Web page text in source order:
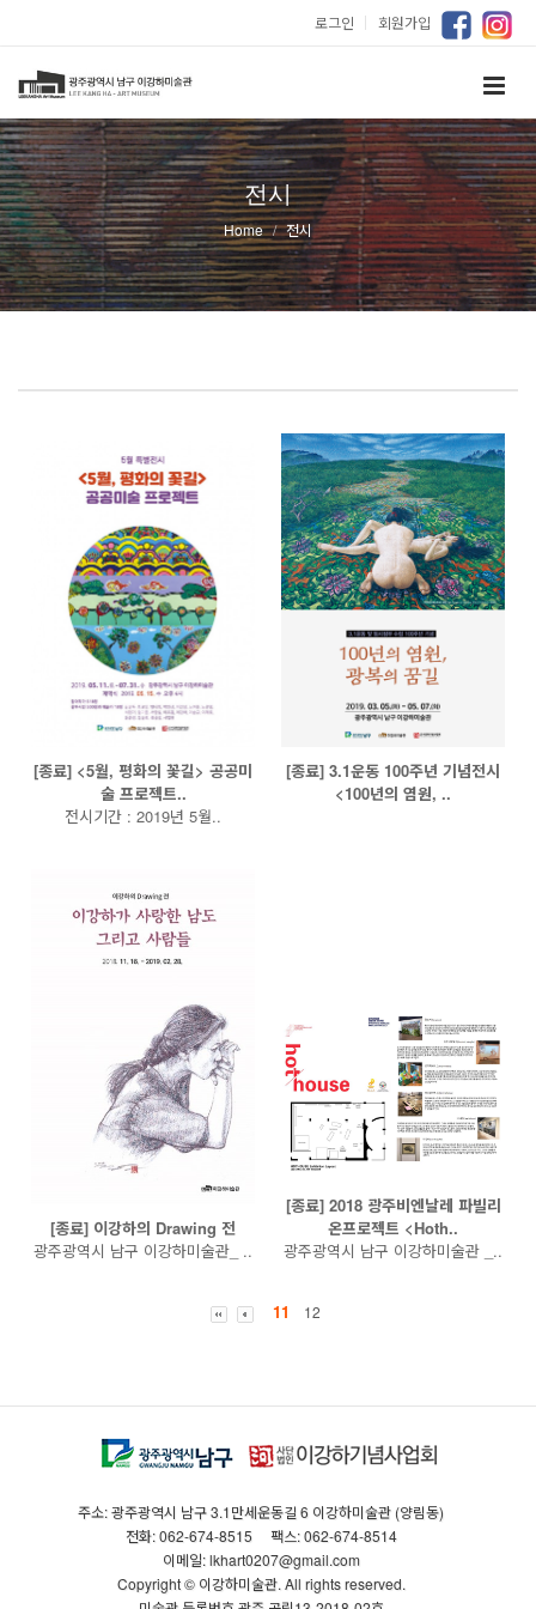
로그인 ｜ 회원가입
전시
Home 전시
[종료] <5월, 평화의 꽃길> 공공미
술 프로젝트..
전시기간 : 2019년 5월..
[종료] 3.1운동 100주년 기념전시
<100년의 염원, ..
[종료] 이강하의 Drawing 전
광주광역시 남구 이강하미술관_ ..
[종료] 2018 광주비엔날레 파빌리
온프로젝트 <Hoth..
광주광역시 남구 이강하미술관 _..
11 12
주소: 광주광역시 남구 3.1만세운동길 6 이강하미술관 (양림동)
전화: 062-674-8515
팩스: 062-674-8514
이메일: lkhart0207@gmail.com
Copyright © 이강하미술관. All rights reserved.